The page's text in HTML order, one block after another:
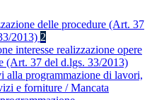
delle procedure (Art. 37
2013) 2
interesse realizzazione opere
(Art. 37 del d.lgs. 33/2013)
alla programmazione di lavori,
e forniture / Mancata